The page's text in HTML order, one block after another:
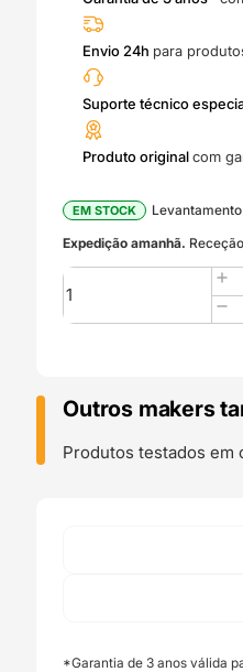
Envio 24h para
Suporte técnico
Produto originalcom
EM STOCK
Expedição amanhã.
Quantidade
de
PA6-
(With
Spool)
Gray
Outros makers
Produtos testados em
*Garantia de 3 anos válida